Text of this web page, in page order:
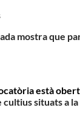
mostra que
està
situats a